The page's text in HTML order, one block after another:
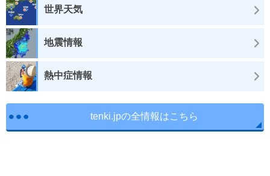
世界天気
地震情報
熱中症情報
tenki.jpの全情報はこちら